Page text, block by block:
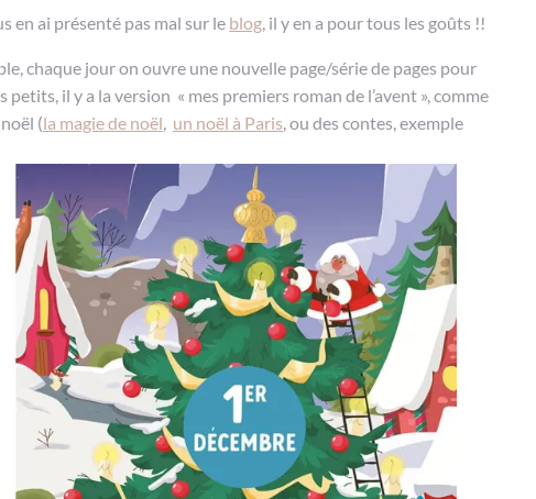
en ai présenté pas mal sur le blog, il y en a pour tous les goûts !!
chaque jour on ouvre une nouvelle page/série de pages pour
il y a la version « mes premiers roman de l’avent », comme
(la magie de noël, un noël à Paris, ou des contes, exemple